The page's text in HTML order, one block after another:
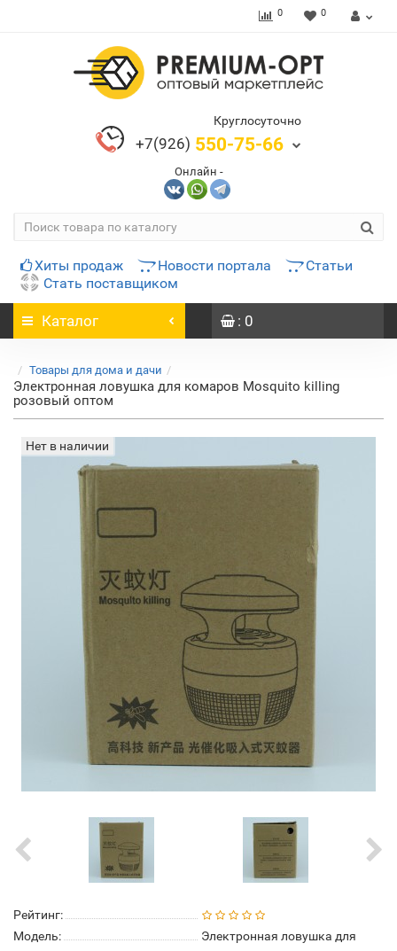
0 0
Круглосуточно
+7(926) 550-75-66
Онлайн -
Хиты продаж Новости портала
Статьи
Стать поставщиком
Каталог : 0
Товары для дома и дачи
Электронная ловушка для комаров Mosquito killing
розовый оптом
Нет в наличии
Рейтинг:
Модель:
Электронная ловушка для